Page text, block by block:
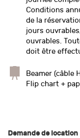
Conditions
de la
jours
ouvrables.
doit être
Beamer (câble
Flip chart +
Demande de location